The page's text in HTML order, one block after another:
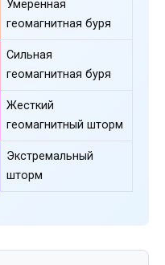
Умеренная
геомагнитная буря
Сильная
геомагнитная буря
Жесткий
геомагнитный шторм
Экстремальный
шторм